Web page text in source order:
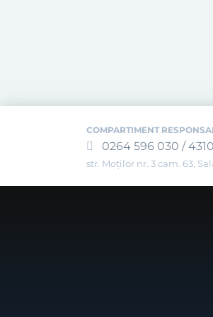
COMPARTIMENT
0264 596 030 /
str. Moților nr. 3 cam. 63,